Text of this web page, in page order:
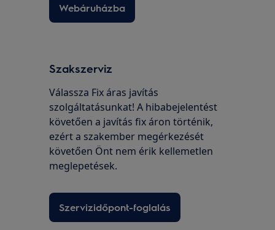
Webáruházba
Szakszerviz
Válassza Fix áras javítás
szolgáltatásunkat! A hibabejelentést
követően a javítás fix áron történik,
ezért a szakember megérkezését
követően Önt nem érik kellemetlen
meglepetések.
Szervizidőpont-foglalás